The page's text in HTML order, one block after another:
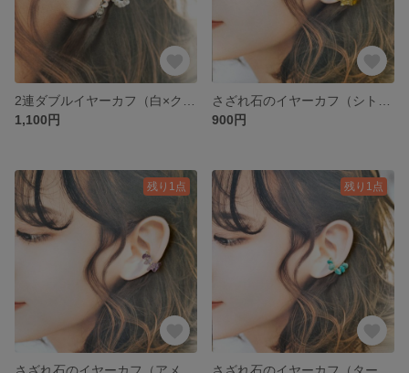
1,100円
900円
残り1点 残り1点